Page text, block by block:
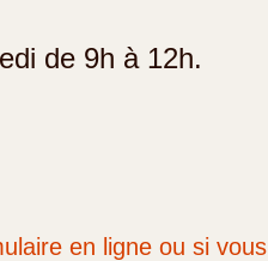
de 9h à 12h.
en ligne ou si vous